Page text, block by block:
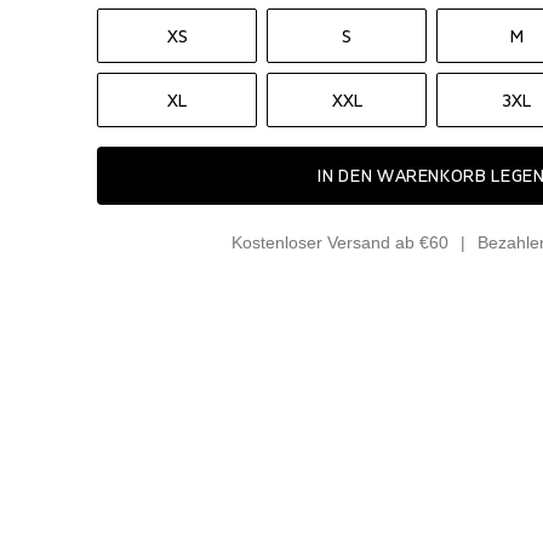
XS S M
XL XXL 3XL
IN DEN WARENKORB LEGEN
Kostenloser Versand ab €60